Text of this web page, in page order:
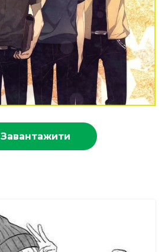
Завантажити